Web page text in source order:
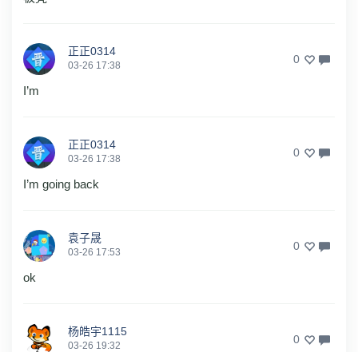
正正0314
03-26 17:38 0
I’m
正正0314
03-26 17:38 0
I’m going back
袁子晟
03-26 17:53 0
ok
杨皓宇1115
03-26 19:32 0